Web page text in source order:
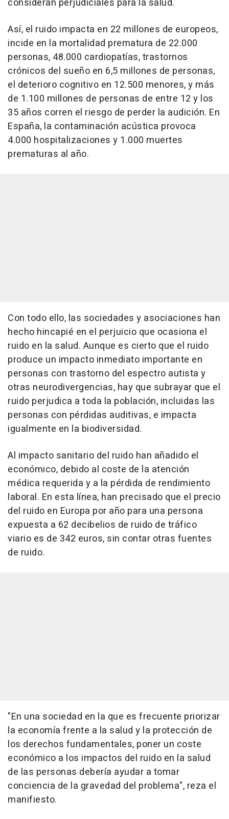
consideran perjudiciales para la salud.
Así, el ruido impacta en 22 millones de europeos,
incide en la mortalidad prematura de 22.000
personas, 48.000 cardiopatías, trastornos
crónicos del sueño en 6,5 millones de personas,
el deterioro cognitivo en 12.500 menores, y más
de 1.100 millones de personas de entre 12 y los
35 años corren el riesgo de perder la audición. En
España, la contaminación acústica provoca
4.000 hospitalizaciones y 1.000 muertes
prematuras al año.
Con todo ello, las sociedades y asociaciones han
hecho hincapié en el perjuicio que ocasiona el
ruido en la salud. Aunque es cierto que el ruido
produce un impacto inmediato importante en
personas con trastorno del espectro autista y
otras neurodivergencias, hay que subrayar que el
ruido perjudica a toda la población, incluidas las
personas con pérdidas auditivas, e impacta
igualmente en la biodiversidad.
Al impacto sanitario del ruido han añadido el
económico, debido al coste de la atención
médica requerida y a la pérdida de rendimiento
laboral. En esta línea, han precisado que el precio
del ruido en Europa por año para una persona
expuesta a 62 decibelios de ruido de tráfico
viario es de 342 euros, sin contar otras fuentes
de ruido.
"En una sociedad en la que es frecuente priorizar
la economía frente a la salud y la protección de
los derechos fundamentales, poner un coste
económico a los impactos del ruido en la salud
de las personas debería ayudar a tomar
conciencia de la gravedad del problema", reza el
manifiesto.